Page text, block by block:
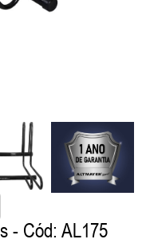
- Cód: AL175